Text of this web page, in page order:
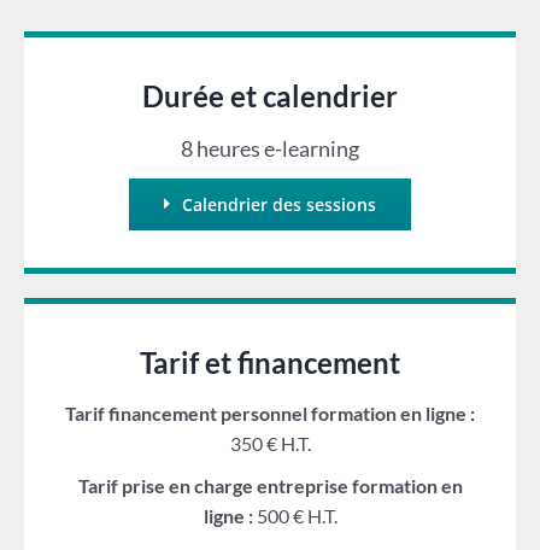
Durée et calendrier
8 heures e-learning
Calendrier des sessions
Tarif et financement
Tarif financement personnel formation en ligne :
350 € H.T.
Tarif prise en charge entreprise formation en
ligne : 500 € H.T.